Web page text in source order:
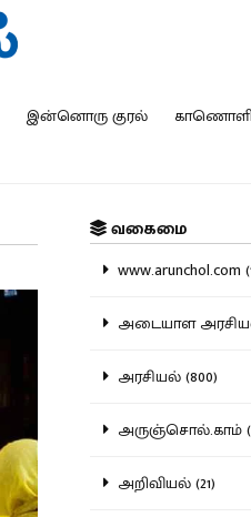
இன்னொரு குரல் காணொளி
வகைமை
www.arunchol.com
அடையாள
அரசியல் (800)
அருஞ்சொல்.காம்
அறிவியல் (21)